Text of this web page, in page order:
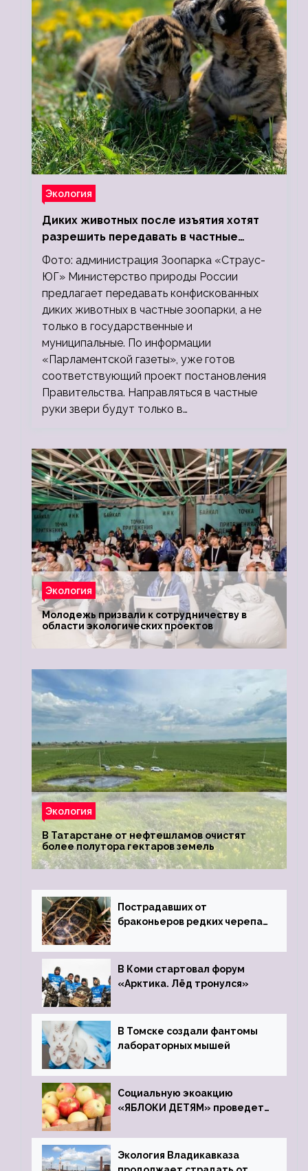
Экология
Диких животных после изъятия хотят
разрешить передавать в частные
зоопарки
Фото: администрация Зоопарка «Страус-
ЮГ» Министерство природы России
предлагает передавать конфискованных
диких животных в частные зоопарки, а не
только в государственные и
муниципальные. По информации
«Парламентской газеты», уже готов
соответствующий проект постановления
Правительства. Направляться в частные
руки звери будут только в…
Экология
Молодежь призвали к сотрудничеству в
области экологических проектов
Экология
В Татарстане от нефтешламов очистят
более полутора гектаров земель
Пострадавших от
браконьеров редких черепах
зоопарк
В Коми стартовал форум
«Арктика. Лёд тронулся»
В Томске создали фантомы
лабораторных мышей
Социальную экоакцию
«ЯБЛОКИ ДЕТЯМ» проведет
Экология Владикавказа